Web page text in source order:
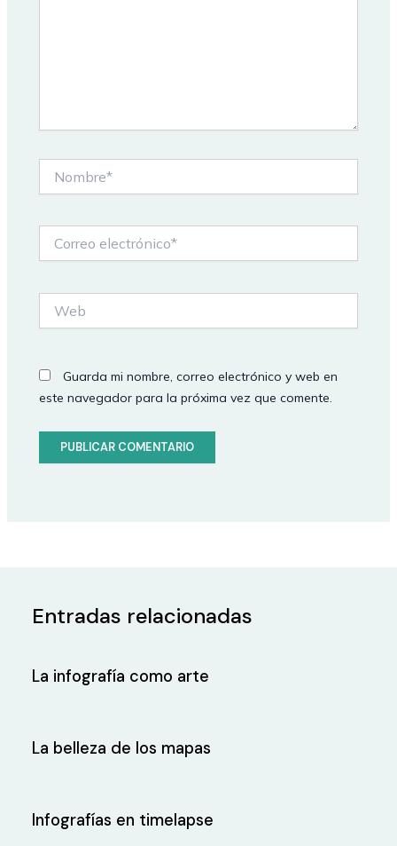
electrónico*
Guarda mi nombre, correo electrónico y web en
este navegador para la próxima vez que comente.
Entradas relacionadas
La infografía como arte
La belleza de los mapas
Infografías en timelapse